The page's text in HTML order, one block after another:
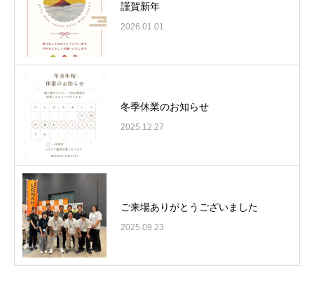
謹賀新年
2026.01.01
冬季休業のお知らせ
2025.12.27
ご来場ありがとうございました
2025.09.23